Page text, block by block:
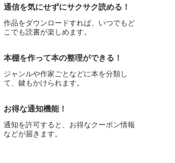
通信を気にせずにサクサク読める！
作品をダウンロードすれば、いつでもど
こでも読書が楽しめます。
本棚を作って本の整理ができる！
ジャンルや作家ごとなどに本を分類し
て、鍵もかけられます。
お得な通知機能！
通知を許可すると、お得なクーポン情報
などが届きます。